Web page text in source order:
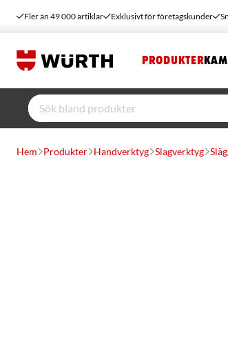
Fler än 49 000 artiklar Exklusivt för företagskunder
PRODUKTER
Hem Produkter Handverktyg Slagverktyg